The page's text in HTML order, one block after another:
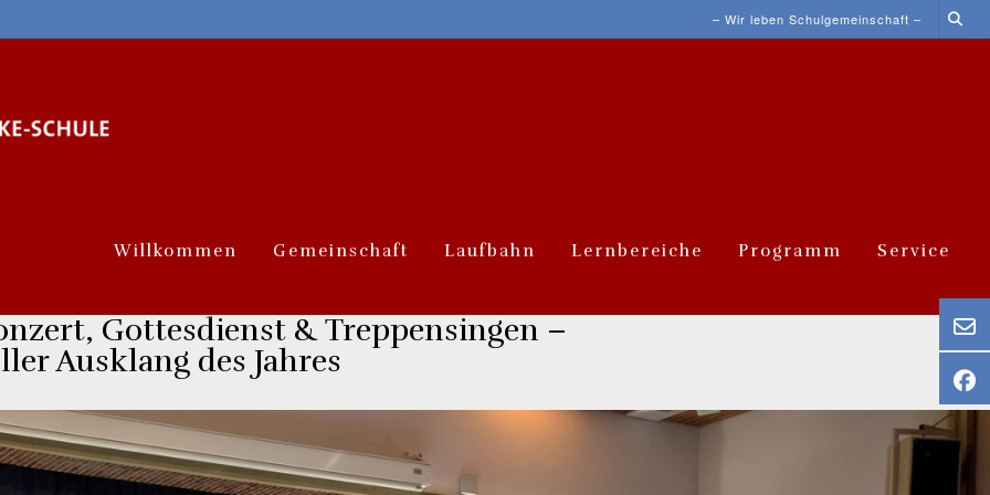
– Wir leben Schulgemeinschaft –
Willkommen Gemeinschaft Laufbahn Lernbereiche Programm Service
Gottesdienst & Treppensingen –
Ausklang des Jahres